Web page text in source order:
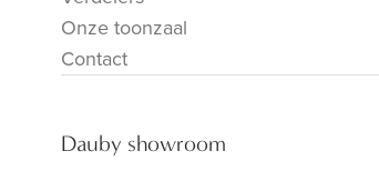
Onze toonzaal
Contact
Dauby showroom